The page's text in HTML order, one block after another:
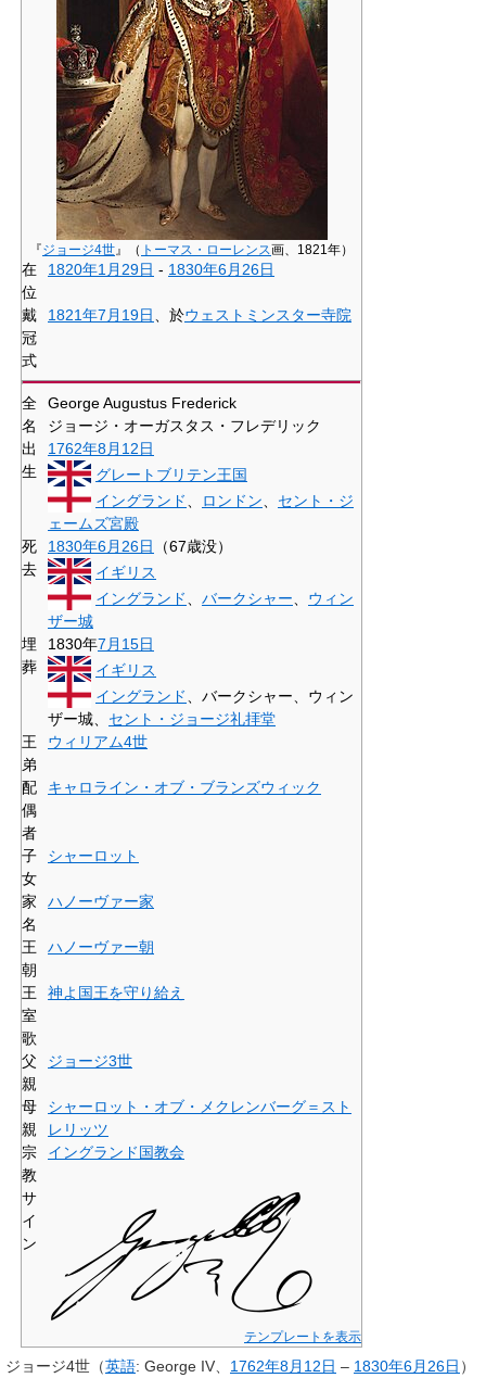
『ジョージ4世 』（ トーマス・ローレンス 画、1821年）
在
位
1820年1月29日 - 1830年6月26日
戴
冠
式
1821年7月19日 、於ウェストミンスター寺院
全
名
George Augustus Frederick
ジョージ・オーガスタス・フレデリック
出
生
1762年8月12日
グレートブリテン王国
イングランド
ロンドン
セント・ジ
ェームズ宮殿
死
去
1830年6月26日
（67歳没）
イギリス
イングランド
バークシャー
ウィン
ザー城
埋
葬
1830年7月15日
イギリス
イングランド
、バークシャー、ウィン
ザー城、 セント・ジョージ礼拝堂
王
弟
ウィリアム4世
配
偶
者
キャロライン・オブ・ブランズウィック
子
女
シャーロット
家
名
ハノーヴァー家
王
朝
ハノーヴァー朝
王
室
歌
神よ国王を守り給え
父
親
ジョージ3世
母
親
シャーロット・オブ・メクレンバーグ＝スト
レリッツ
宗
教
イングランド国教会
サ
イ
ン
テンプレートを表示
ジョージ4世 （英語: George IV 1762年8月12日 – 1830年6月26日 ）